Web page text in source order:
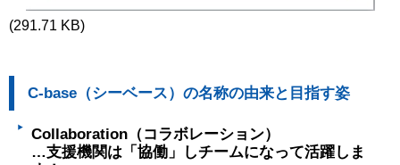
(291.71 KB)
C-base（シーベース）の名称の由来と目指す姿
Collaboration（コラボレーション）
…支援機関は「協働」しチームになって活躍しま